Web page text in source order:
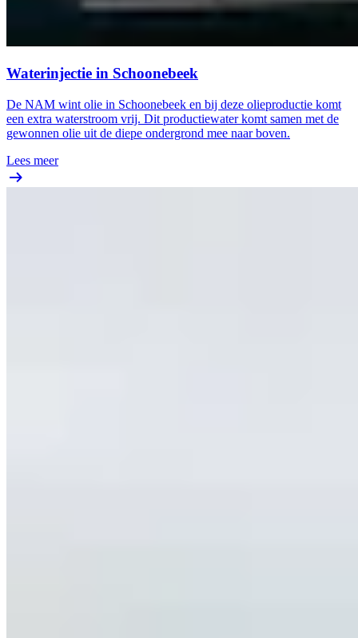
Waterinjectie in Schoonebeek
De NAM wint olie in Schoonebeek en bij deze olieproductie komt
een extra waterstroom vrij. Dit productiewater komt samen met de
gewonnen olie uit de diepe ondergrond mee naar boven.
Lees meer